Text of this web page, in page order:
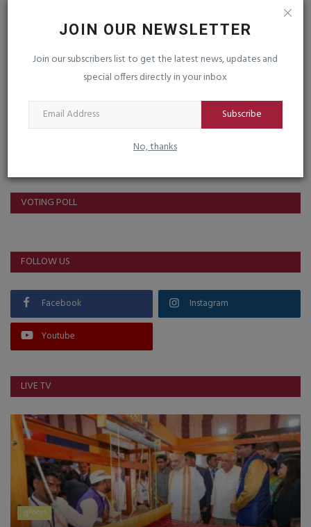
JOIN OUR NEWSLETTER
Join our subscribers list to get the latest news, updates and
special offers directly in your inbox
Subscribe
No, thanks
Post Comment
VOTING POLL
FOLLOW US
Facebook Instagram
Youtube
LIVE TV
ગુજરાત